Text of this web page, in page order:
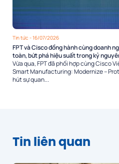
Tin tức - 16/07/2026
FPT và Cisco đồng hành cùng doanh
toàn, bứt phá hiệu suất trong kỷ
Vừa qua, FPT đã phối hợp cùng Cisco
Smart Manufacturing: Modernize –
hút sự quan...
Tin liên quan